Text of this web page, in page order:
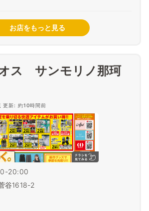
お店をもっと見る
ス サンモリノ那珂
更新: 約10時間前
20:00
谷1618-2